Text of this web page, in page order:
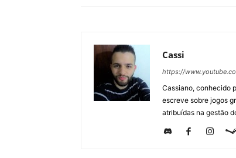
Cassi
https://
Cassiano, conhecido
escreve sobre jogos
atribuídas na gestão